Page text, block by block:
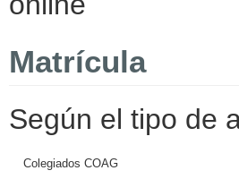
Matrícula
Según el tipo de
Colegiados COAG